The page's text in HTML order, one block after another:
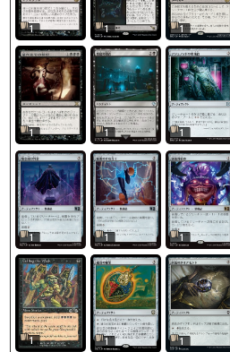
1 1 1
1 1 1
1 1 1
1 1 1